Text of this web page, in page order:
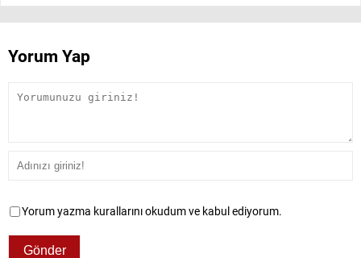
Yorum Yap
Yorum yazma kurallarını okudum ve kabul ediyorum.